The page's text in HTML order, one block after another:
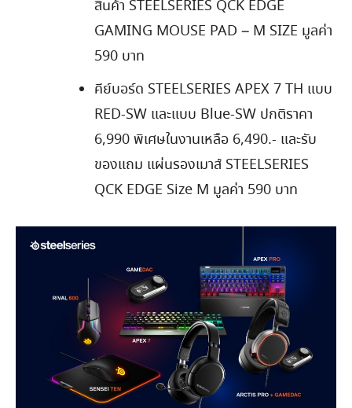
สินค้า STEELSERIES QCK EDGE
GAMING MOUSE PAD – M SIZE มูลค่า
590 บาท
คีย์บอร์ด STEELSERIES APEX 7 TH แบบ
RED-SW และแบบ Blue-SW ปกติราคา
6,990 พิเศษในงานเหลือ 6,490.- และรับ
ของแถม แผ่นรองเมาส์ STEELSERIES
QCK EDGE Size M มูลค่า 590 บาท